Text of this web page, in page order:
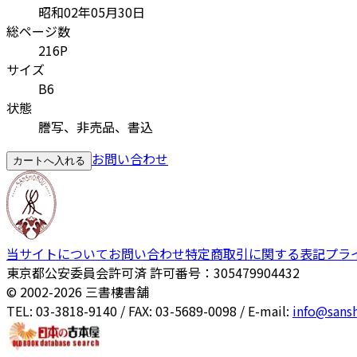
昭和02年05月30日
総ページ数
216P
サイズ
B6
状態
謄写、非売品、書込
カートへ入れる お問い合わせ
当サイトについてお問い合わせ特定商取引に関する表記プラ
東京都公安委員会許可済 許可番号：305479904432
© 2002-2026 三書樓書舗
TEL: 03-3818-9140 / FAX: 03-5689-0098 / E-mail: